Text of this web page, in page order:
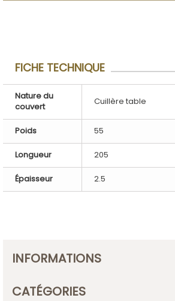
FICHE TECHNIQUE
Nature du
couvert
Cuillère table
Poids 55
Longueur 205
Épaisseur 2.5
INFORMATIONS
CATÉGORIES